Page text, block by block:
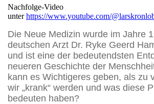
Nachfolge-Video
unterhttps://www.youtube.com/
Die Neue Medizin wurde im Jahre
deutschen Arzt Dr. Ryke Geerd
und ist eine der bedeutendsten
neueren Geschichte der
kann es Wichtigeres geben, als zu
wir „krank“ werden und was diese
bedeuten haben?